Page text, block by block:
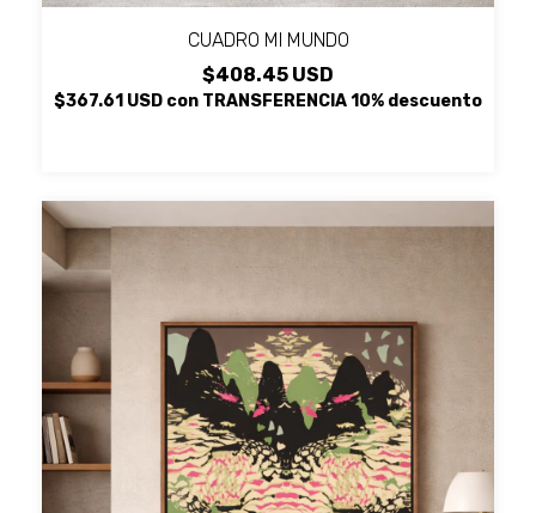
CUADRO MI MUNDO
$408.45 USD
$367.61 USD con TRANSFERENCIA 10% descuento